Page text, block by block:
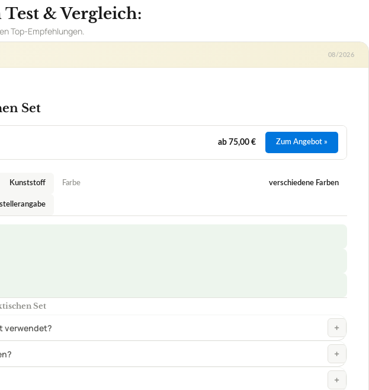
& Vergleich:
Top-Empfehlungen.
Set
Kunststoff